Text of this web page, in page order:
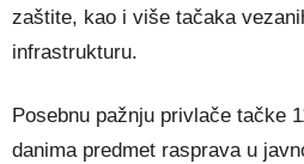
zaštite, kao i više tačaka
infrastrukturu.
Posebnu pažnju privlače tačke
danima predmet rasprava u